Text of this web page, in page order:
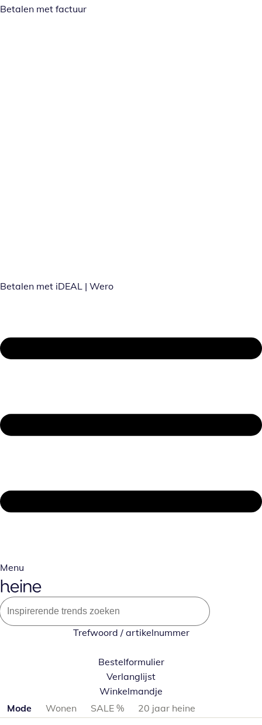
Betalen met factuur
Betalen met iDEAL | Wero
Menu
Trefwoord / artikelnummer
Bestelformulier
Verlanglijst
Winkelmandje
Productcategorieën overslaan
Mode Wonen SALE %
20 jaar heine